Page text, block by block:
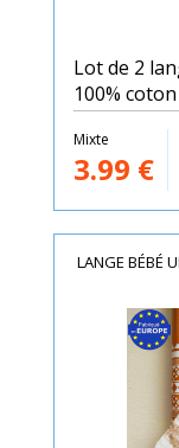
Lot de 2
100%
Mixte
3.99 €
LANGE BÉBÉ